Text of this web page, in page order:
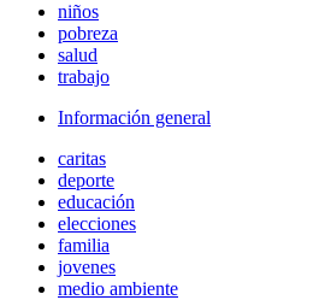
niños
pobreza
salud
trabajo
Información general
caritas
deporte
educación
elecciones
familia
jovenes
medio ambiente